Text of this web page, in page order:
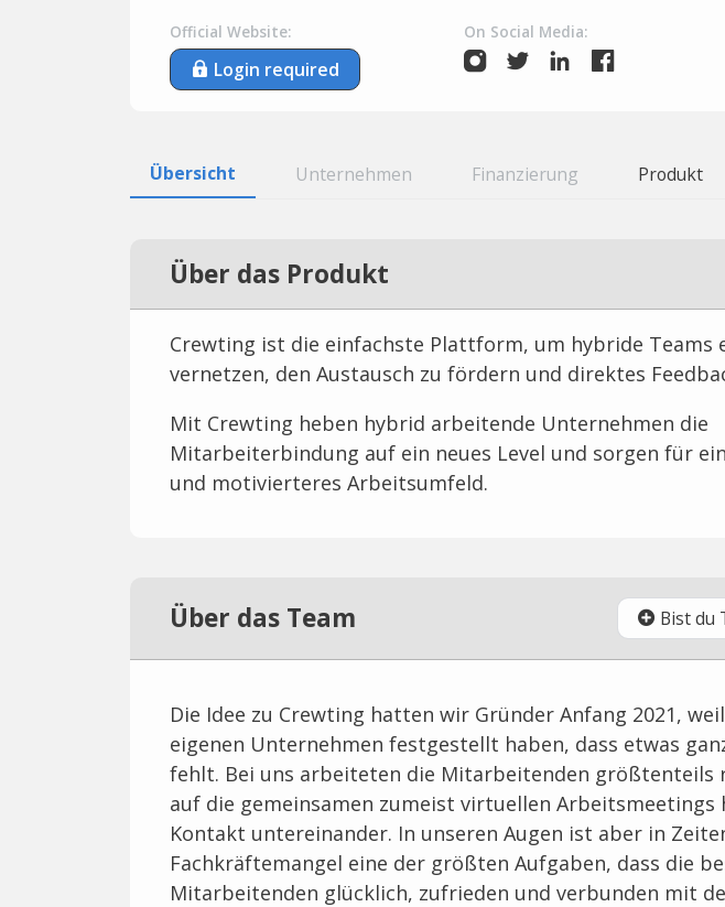
Official Website:
Login required
On Social Media:
Übersicht Unternehmen Finanzierung Produkt
Über das Produkt
Crewting ist die einfachste Plattform, um hybride Teams
vernetzen, den Austausch zu fördern und direktes
Mit Crewting heben hybrid arbeitende Unternehmen die
Mitarbeiterbindung auf ein neues Level und sorgen für
und motivierteres Arbeitsumfeld.
Über das Team Bist du
Die Idee zu Crewting hatten wir Gründer Anfang 2021,
eigenen Unternehmen festgestellt haben, dass etwas
fehlt. Bei uns arbeiteten die Mitarbeitenden größtenteils
auf die gemeinsamen zumeist virtuellen Arbeitsmeetings
Kontakt untereinander. In unseren Augen ist aber in
Fachkräftemangel eine der größten Aufgaben, dass die
Mitarbeitenden glücklich, zufrieden und verbunden mit